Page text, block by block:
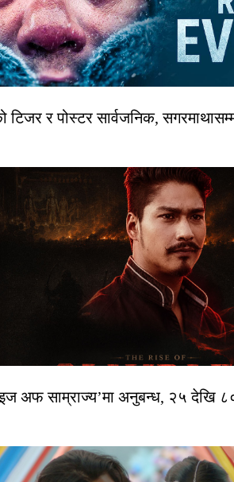
टिजर र पोस्टर सार्वजनिक,
अफ साम्राज्य’मा अनुबन्ध, २५ देखि